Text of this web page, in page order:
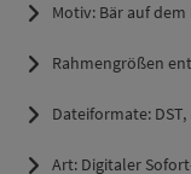
Motiv: Bär auf dem
Rahmengrößen
Dateiformate: DST,
Art: Digitaler